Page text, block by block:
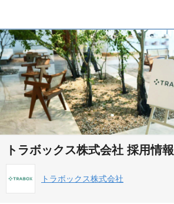
トラボックス株式会社 採用情報
トラボックス株式会社